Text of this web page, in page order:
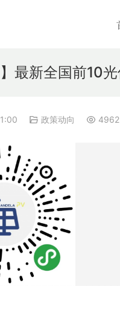
】最新全国前10
政策动向 4962